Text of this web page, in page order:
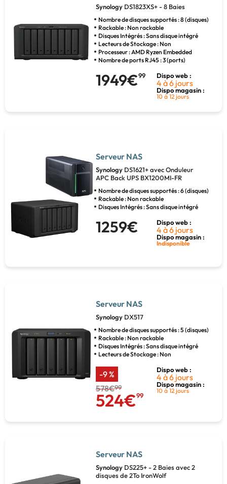
Synology DS1823XS+ - 8 Baies
Nombre de disques supportés : 8 (disques)
Rackable : Non rackable
Disques Intégrés : Sans disque intégré
Lecteurs de Stockage : Non
Processeur : AMD Ryzen Embedded
Nombre de ports RJ45 : 3 (ports)
1949€99 Dispo web :
4 à 6 jours
Dispo magasin :
10 à 12 jours
Serveur NAS
Synology DS1621+ avec Onduleur
APC Back UPS BX1200MI-FR
Nombre de disques supportés : 6 (disques)
Rackable : Non rackable
Disques Intégrés : Sans disque intégré
1259€ Dispo web :
4 à 6 jours
Dispo magasin :
Indisponible
Serveur NAS
Synology DX517
Nombre de disques supportés : 5 (disques)
Rackable : Non rackable
Disques Intégrés : Sans disque intégré
Lecteurs de Stockage : Non
-9 %
578€99
524€99
Dispo web :
4 à 6 jours
Dispo magasin :
10 à 12 jours
Serveur NAS
Synology DS225+ - 2 Baies avec 2
disques de 2To IronWolf